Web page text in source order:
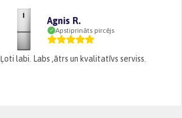
Agnis R.
Apstiprināts pircējs
Ļoti labi. Labs ,ātrs un kvalitatīvs serviss.